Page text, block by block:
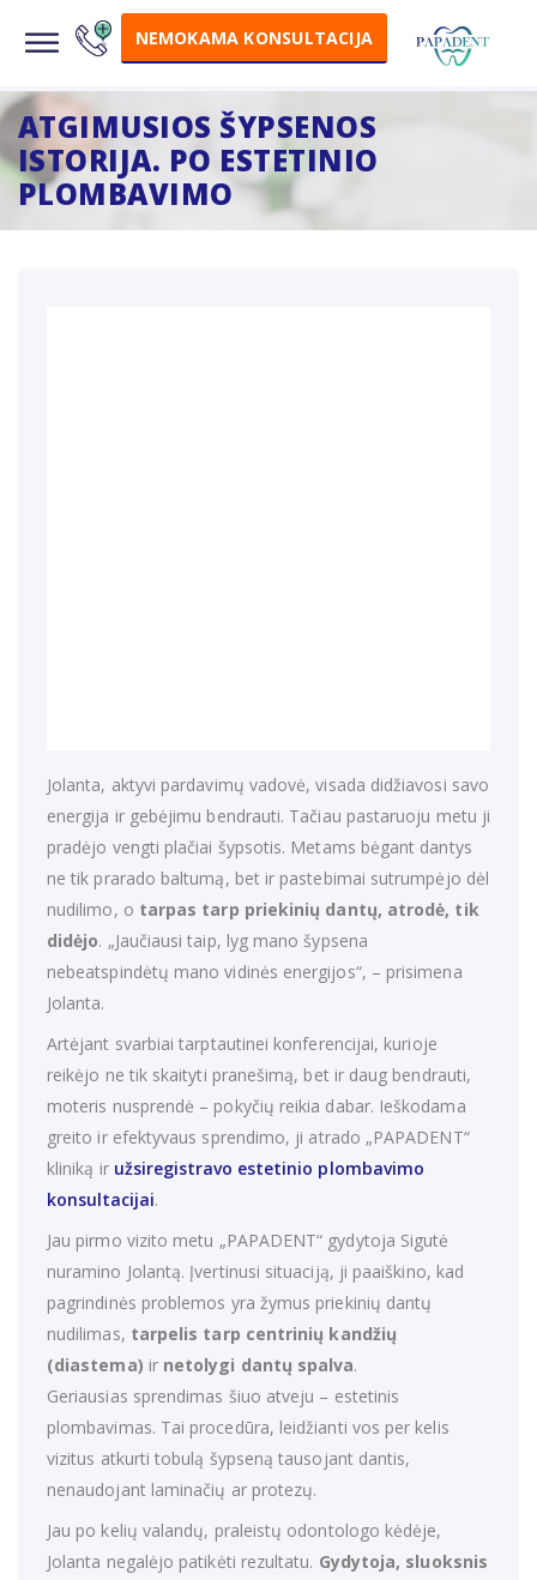
NEMOKAMA KONSULTACIJA
ATGIMUSIOS ŠYPSENOS
ISTORIJA. PO ESTETINIO
PLOMBAVIMO
Jolanta, aktyvi pardavimų vadovė, visada didžiavosi savo
energija ir gebėjimu bendrauti. Tačiau pastaruoju metu ji
pradėjo vengti plačiai šypsotis. Metams bėgant dantys
ne tik prarado baltumą, bet ir pastebimai sutrumpėjo dėl
nudilimo, o tarpas tarp priekinių dantų, atrodė, tik
didėjo. „Jaučiausi taip, lyg mano šypsena
nebeatspindėtų mano vidinės energijos“, – prisimena
Jolanta.
Artėjant svarbiai tarptautinei konferencijai, kurioje
reikėjo ne tik skaityti pranešimą, bet ir daug bendrauti,
moteris nusprendė – pokyčių reikia dabar. Ieškodama
greito ir efektyvaus sprendimo, ji atrado „PAPADENT“
kliniką ir užsiregistravo estetinio plombavimo
konsultacijai.
Jau pirmo vizito metu „PAPADENT“ gydytoja Sigutė
nuramino Jolantą. Įvertinusi situaciją, ji paaiškino, kad
pagrindinės problemos yra žymus priekinių dantų
nudilimas, tarpelis tarp centrinių kandžių
(diastema) ir netolygi dantų spalva.
Geriausias sprendimas šiuo atveju – estetinis
plombavimas. Tai procedūra, leidžianti vos per kelis
vizitus atkurti tobulą šypseną tausojant dantis,
nenaudojant laminačių ar protezų.
Jau po kelių valandų, praleistų odontologo kėdėje,
Jolanta negalėjo patikėti rezultatu. Gydytoja, sluoksnis